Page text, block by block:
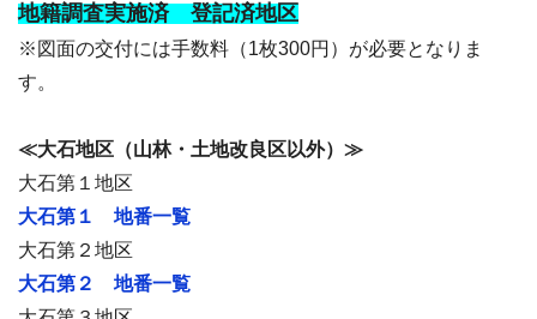
地籍調査実施済 登記済地区
※図面の交付には手数料（1枚300円）が必要となりま
す。
≪大石地区（山林・土地改良区以外）≫
大石第１地区
大石第１ 地番一覧
大石第２地区
大石第２ 地番一覧